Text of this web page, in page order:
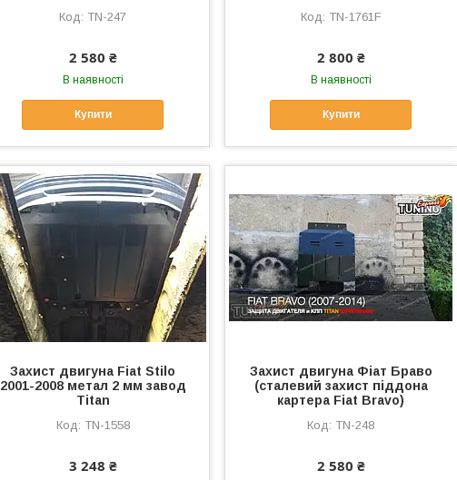
TN-247
2 580 ₴
В наявності
Купити
TN-1761F
2 800 ₴
В наявності
Купити
Захист двигуна Fiat Stilo
2001-2008 метал 2 мм завод
Titan
TN-1558
3 248 ₴
Захист двигуна Фіат Браво
(сталевий захист піддона
картера Fiat Bravo)
TN-248
2 580 ₴